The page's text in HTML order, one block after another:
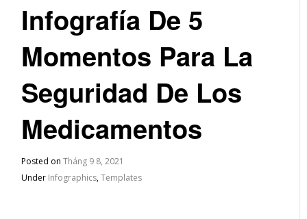
Infografía De 5
Momentos Para La
Seguridad De Los
Medicamentos
Posted onTháng 9 8, 2021
Under Infographics,Templates